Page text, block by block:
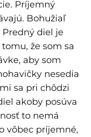
Príjemný
Bohužiaľ
diel je
že som sa
aby som
nesedia
sa pri chôdzi
akoby posúva
to nemá
vôbec príjemné,